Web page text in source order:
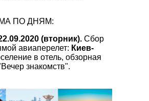
ПО ДНЯМ:
(вторник). Сбор
авиаперелет: Киев-
в отель, обзорная
знакомств".